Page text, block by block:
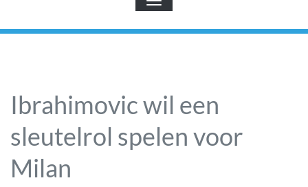
Ibrahimovic wil een
sleutelrol spelen voor
Milan